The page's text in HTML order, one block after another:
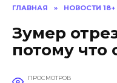
ГЛАВНАЯ » НОВОСТИ 18+
Зумер
потому что
ПРОСМОТРОВ